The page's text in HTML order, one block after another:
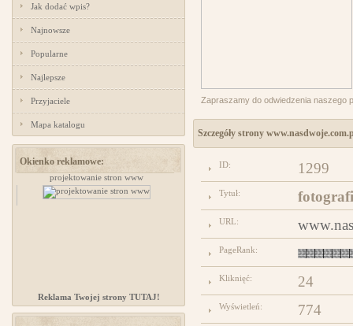
Jak dodać wpis?
Najnowsze
Popularne
Najlepsze
Przyjaciele
Mapa katalogu
Okienko reklamowe:
projektowanie stron www
Reklama Twojej strony TUTAJ!
Zapraszamy do odwiedzenia naszego
Szczegóły strony
ID: 1299
Tytuł:
URL:
PageRank:
Kliknięć: 24
Wyświetleń: 774